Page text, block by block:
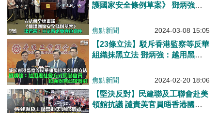
護國家安全條例草案》 鄧炳強：
梁君彥：立法有必要性迫切性 梁
焦點新聞 2024-03-08 15:05
【23條立法】駁斥香港監察等反華
組織抹黑立法 鄧炳強：越用黑社
對
焦點新聞 2024-02-20 18:06
【堅決反對】民建聯及工聯會赴美
領館抗議 譴責美官員晤香港國安